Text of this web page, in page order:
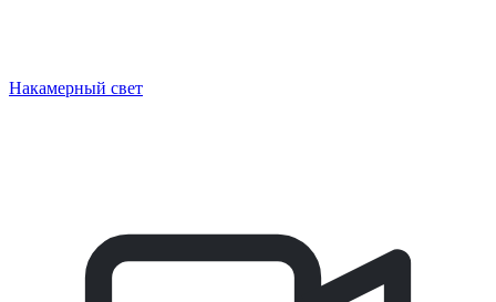
Накамерный свет